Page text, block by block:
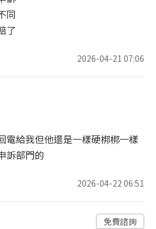
同
了
2026-04-21 07:06
電給我但他還是一樣硬梆梆一樣
訴部門的
2026-04-22 06:51
免費諮詢